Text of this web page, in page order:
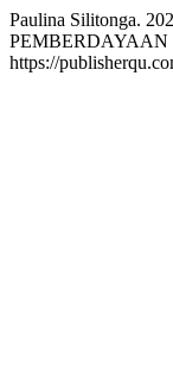
Paulina Silitonga.
PEMBERDAYAAN
https://